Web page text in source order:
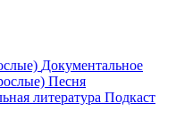
Документальное
Песня
литература Подкаст